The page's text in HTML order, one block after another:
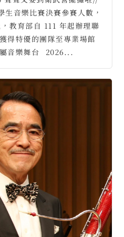
生音樂比賽決賽參賽人數，
教育部自 111 年起辦理聯
得特優的團隊至專業場館
音樂舞台⠀2026...